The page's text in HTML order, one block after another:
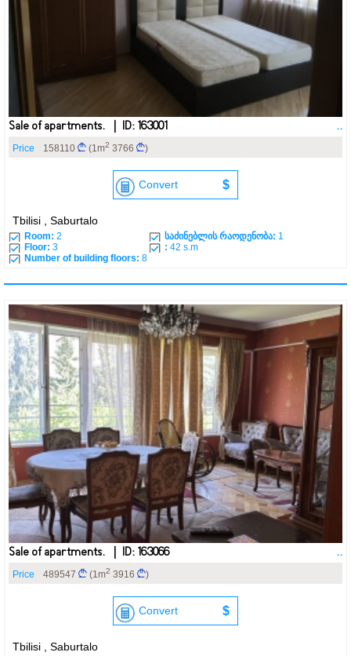
Sale of apartments. | ID: 163001 ..
Price 158110 (1m2 3766 )
Convert $
Tbilisi , Saburtalo
Room: 2 საძინებლის რაოდენობა: 1
Floor: 3 : 42 s.m
Number of building floors: 8
Sale of apartments. | ID: 163066 ..
Price 489547 (1m2 3916 )
Convert $
Tbilisi , Saburtalo